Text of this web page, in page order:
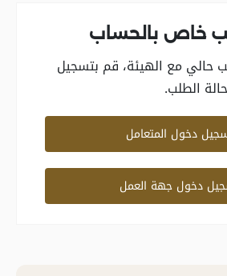
خاص بالحساب
حالي مع الهيئة، قم بتسجيل
الطلب.
دخول المتعامل
دخول جهة العمل